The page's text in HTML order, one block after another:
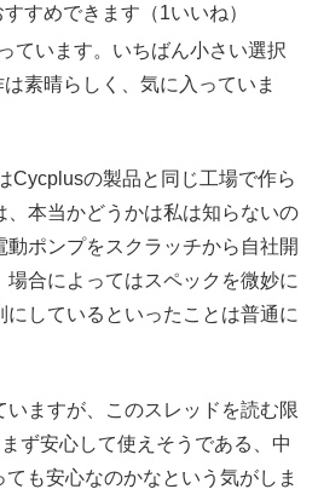
すめできます（1いいね）
ています。いちばん小さい選択
素晴らしく、気に入っていま
Cycplusの製品と同じ工場で作ら
、本当かどうかは私は知らないの
ポンプをスクラッチから自社開
合によってはスペックを微妙に
しているといったことは普通に
ますが、このスレッドを読む限
ず安心して使えそうである、中
も安心なのかなという気がしま